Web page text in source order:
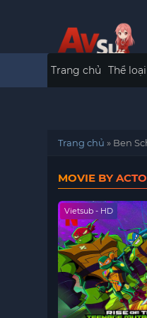
Trang chủ Thể loại
Trang chủ » Ben
MOVIE BY
Vietsub - HD